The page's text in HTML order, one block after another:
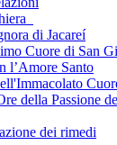
di Jacareí
Cuore di San
l’Amore Santo
della Passione
dei rimedi